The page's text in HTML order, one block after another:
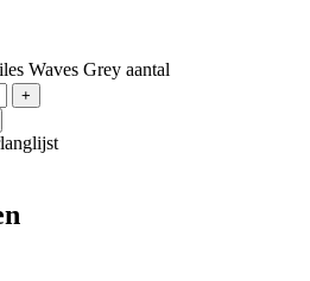
Waves Grey aantal